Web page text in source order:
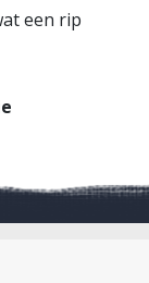
een rip